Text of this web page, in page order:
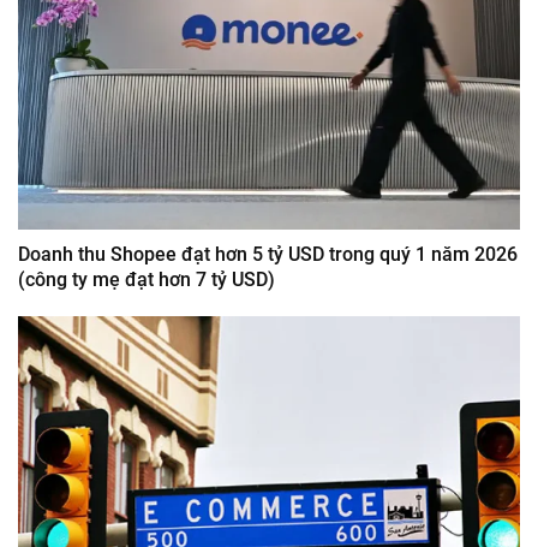
Doanh thu Shopee đạt hơn 5 tỷ USD trong quý 1 năm 2026
(công ty mẹ đạt hơn 7 tỷ USD)